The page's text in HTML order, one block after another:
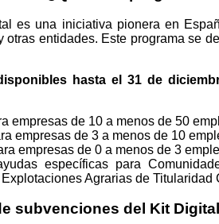
es una iniciativa pionera en
otras entidades. Este programa se
hasta el 31 de
empresas de 10 a menos de 50
empresas de 3 a menos de 10
empresas de 0 a menos de 3
específicas para
Agrarias de
subvenciones del Kit Digital